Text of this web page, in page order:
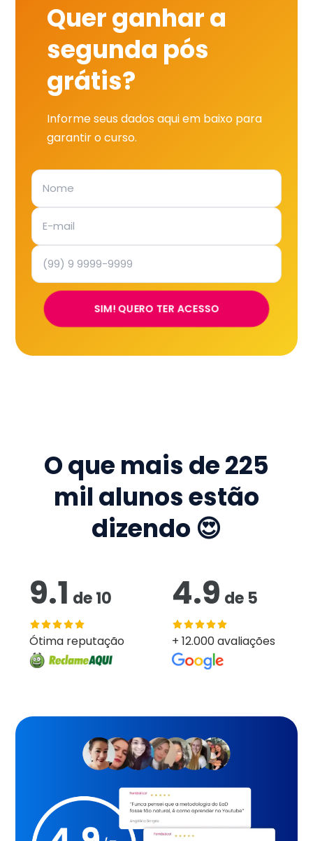
Quer ganhar a
segunda pós
grátis?
Informe seus dados aqui em baixo para
garantir o curso.
SIM! QUERO TER ACESSO
O que mais de225
mil alunos estão
dizendo 😍
9.1 de10
Ótima reputação
4.9 de 5
+ 12.000 avaliações